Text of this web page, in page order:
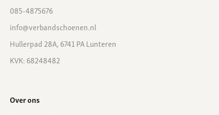
085-4875676
info@verbandschoenen.nl
Hullerpad 28A, 6741 PA Lunteren
KVK: 68248482
Over ons